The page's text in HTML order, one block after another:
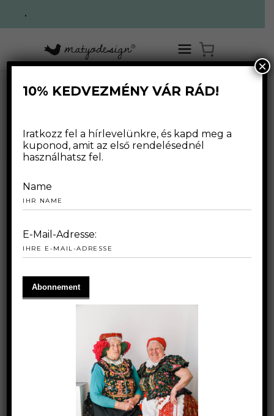
.
A BÉKE MADARA
2024.08.01.
DAS MATYÓ-MUSTER
2019.10.14.
10% KEDVEZMÉNY VÁR RÁD!
Iratkozz fel a hírlevelünkre, és kapd meg a
kuponod, amit az első rendelésednél
használhatsz fel.
Name
E-Mail-Adresse:
×